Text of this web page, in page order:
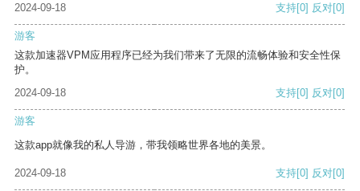
2024-09-18
支持[0] 反对[0]
游客
这款加速器VPM应用程序已经为我们带来了无限的流畅体验和安全性保
护。
2024-09-18
支持[0] 反对[0]
游客
这款app就像我的私人导游，带我领略世界各地的美景。
2024-09-18 支持[0] 反对[0]